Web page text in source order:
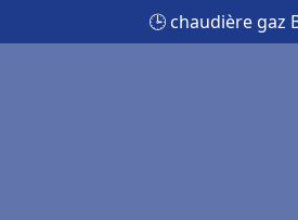
🕒 chaudière gaz